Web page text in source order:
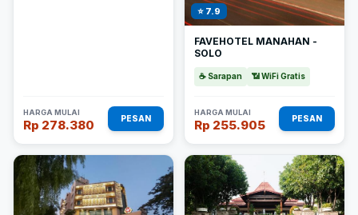
HARGA MULAI
Rp 278.380 PESAN
⭐ 7.9
FAVEHOTEL MANAHAN -
SOLO
☕ Sarapan 📶 WiFi Gratis
HARGA MULAI
Rp 255.905 PESAN